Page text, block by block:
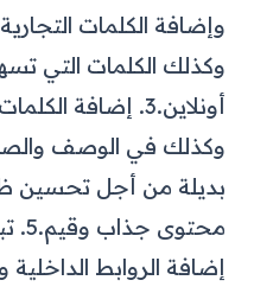
وإضافة الكلمات
وكذلك الكلمات التي
أونلاين. 3. إضافة
وكذلك في الوصف
بديلة من أجل تحسين
محتوى جذاب وقيم.5. تبسيط عملية الشراء.
إضافة الروابط